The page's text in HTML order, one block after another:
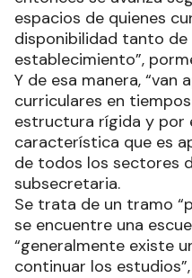
espacios de quienes
disponibilidad tanto
establecimiento”,
Y de esa manera, “van
curriculares en
estructura rígida y por
característica que es
de todos los sectores
subsecretaria.
Se trata de un tramo
se encuentre una
“generalmente existe
continuar los